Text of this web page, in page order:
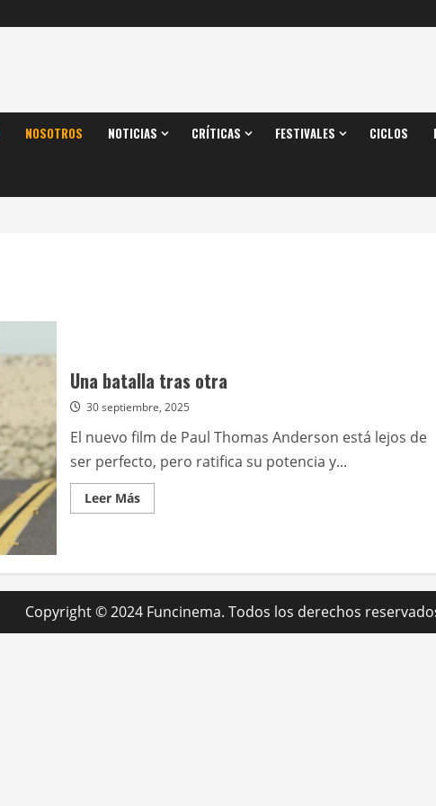
NOSOTROS NOTICIAS CRÍTICAS FESTIVALES CICLOS
Una batalla tras otra
30 septiembre, 2025
El nuevo film de Paul Thomas Anderson está lejos de
ser perfecto, pero ratifica su potencia y...
Leer MásLeer
más
tras
Copyright © 2024 Funcinema. Todos los derechos